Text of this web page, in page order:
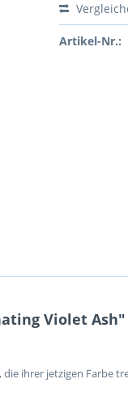
Artikel-Nr.:
Violet Ash"
ihrer jetzigen